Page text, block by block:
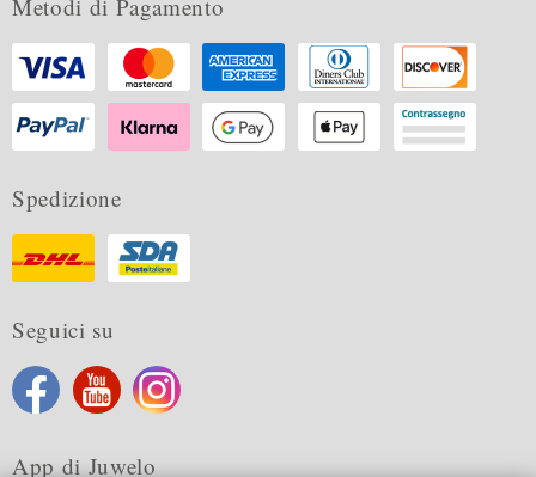
Metodi di Pagamento
Spedizione
Seguici su
App di Juwelo